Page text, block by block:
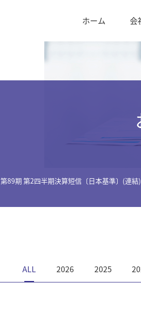
ホーム 会
第89期 第2四半期決算短信〔日本基準〕(連結
ALL 2026 2025